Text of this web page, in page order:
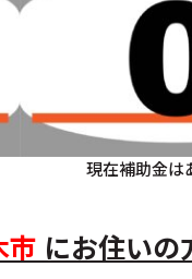
現在補助金は
市 にお住いの